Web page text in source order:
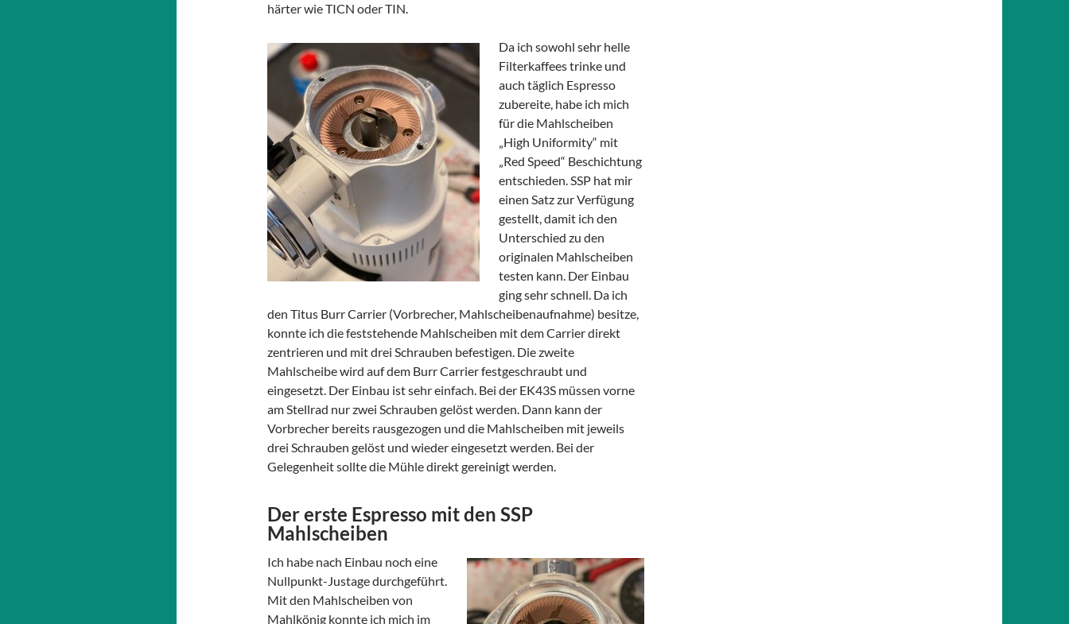
härter wie TICN oder TIN.
Da ich sowohl sehr helle
Filterkaffees trinke und
auch täglich Espresso
zubereite, habe ich mich
für die Mahlscheiben
„High Uniformity“ mit
„Red Speed“ Beschichtung
entschieden. SSP hat mir
einen Satz zur Verfügung
gestellt, damit ich den
Unterschied zu den
originalen Mahlscheiben
testen kann. Der Einbau
ging sehr schnell. Da ich
den Titus Burr Carrier (Vorbrecher, Mahlscheibenaufnahme) besitze,
konnte ich die feststehende Mahlscheiben mit dem Carrier direkt
zentrieren und mit drei Schrauben befestigen. Die zweite
Mahlscheibe wird auf dem Burr Carrier festgeschraubt und
eingesetzt. Der Einbau ist sehr einfach. Bei der EK43S müssen vorne
am Stellrad nur zwei Schrauben gelöst werden. Dann kann der
Vorbrecher bereits rausgezogen und die Mahlscheiben mit jeweils
drei Schrauben gelöst und wieder eingesetzt werden. Bei der
Gelegenheit sollte die Mühle direkt gereinigt werden.
Der erste Espresso mit den SSP
Mahlscheiben
Ich habe nach Einbau noch eine
Nullpunkt-Justage durchgeführt.
Mit den Mahlscheiben von
Mahlkönig konnte ich mich im